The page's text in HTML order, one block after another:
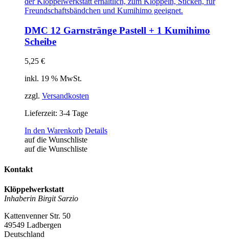
DMC 12 Garnstränge Pastell + 1 Kumihimo
Scheibe
5,25 €
inkl. 19 % MwSt.
zzgl. Versandkosten
Lieferzeit: 3-4 Tage
In den Warenkorb Details
auf die Wunschliste
auf die Wunschliste
Kontakt
Klöppelwerkstatt
Inhaberin Birgit Sarzio
Kattenvenner Str. 50
49549 Ladbergen
Deutschland